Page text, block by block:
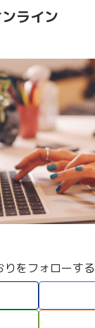
ライン
りをフォローする